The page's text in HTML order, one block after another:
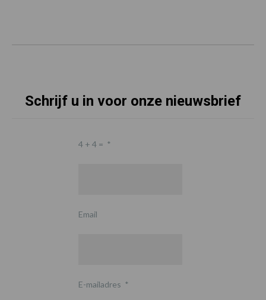
Schrijf u in voor onze nieuwsbrief
4 + 4 = *
Email
E-mailadres *